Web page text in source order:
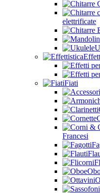
elettrificate
Fiati
Francesi